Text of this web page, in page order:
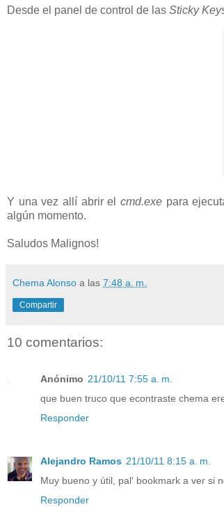
Desde el panel de control de las Sticky
Y una vez allí abrir el cmd.exe para
algún momento.
Saludos Malignos!
Chema Alonso a las 7:48 a. m.
Compartir
10 comentarios:
Anónimo 21/10/11 7:55 a. m.
que buen truco que econtraste chema
Responder
Alejandro Ramos 21/10/11 8:15 a. m.
Muy bueno y útil, pal' bookmark a ver si
Responder